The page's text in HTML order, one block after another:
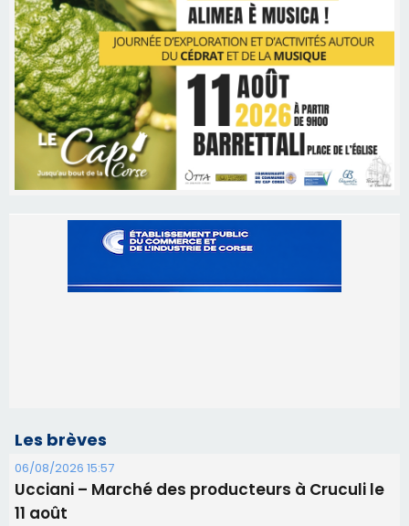
Les brèves
06/08/2026 15:57
Ucciani – Marché des producteurs à Cruculi le
11 août